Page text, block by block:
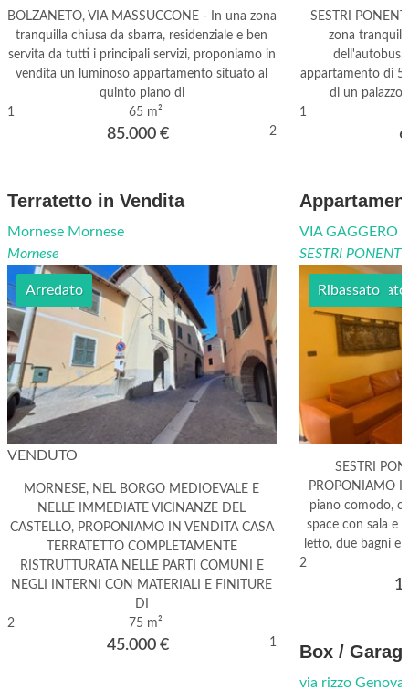
BOLZANETO, VIA MASSUCCONE - In una zona
tranquilla chiusa da sbarra, residenziale e ben
servita da tutti i principali servizi, proponiamo in
vendita un luminoso appartamento situato al
quinto piano di
1
65 m²
2
85.000 €
SESTRI
zona
dell'autobus,
appartamento di
di un palazzo
1
Terratetto in Vendita
Mornese Mornese
Mornese
Arredato
VENDUTO
MORNESE, NEL BORGO MEDIOEVALE E
NELLE IMMEDIATE VICINANZE DEL
CASTELLO, PROPONIAMO IN VENDITA CASA
TERRATETTO COMPLETAMENTE
RISTRUTTURATA NELLE PARTI COMUNI E
NEGLI INTERNI CON MATERIALI E FINITURE
DI
2
75 m²
1
45.000 €
VIA GAGGERO
SESTRI PONENTE
Semi arredato
Ribassato
SESTRI
PROPONIAMO
piano comodo,
space con sala e
letto, due bagni e
2
Box /
via rizzo Genova